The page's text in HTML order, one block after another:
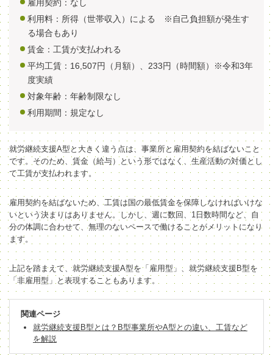
雇用契約：なし
利用料： 所得（世帯収入）による ※自己負担額が発生す
る場合もあり
賃金：工賃が支払われる
平均工賃：16,507円（月額）、233円（時間額）※令和3年
度実績
対象年齢：年齢制限なし
利用期間：規定なし
就労継続支援A型と大きく違う点は、事業所と雇用契約を結ばないこと
です。そのため、賃金（給与）という形ではなく、生産活動の対価とし
て工賃が支払われます。
雇用契約を結ばないため、工賃は国の最低賃金を保障しなければいけな
いという決まりはありません。しかし、週に数回、1日数時間など、自
分の体調に合わせて、無理のないペースで働けることがメリットになり
ます。
上記を踏まえて、就労継続支援A型を「雇用型」、就労継続支援B型を
「非雇用型」と表現することもあります。
関連ページ
就労継続支援B型とは？B型事業所やA型との違い、工賃など
を解説